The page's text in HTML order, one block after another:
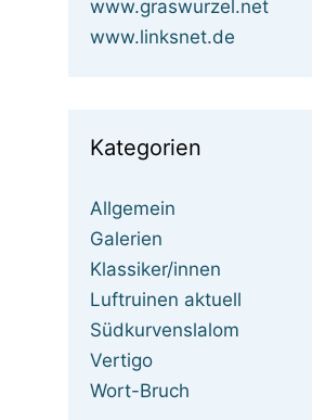
www.graswurzel.net
www.linksnet.de
Kategorien
Allgemein
Galerien
Klassiker/innen
Luftruinen aktuell
Südkurvenslalom
Vertigo
Wort-Bruch